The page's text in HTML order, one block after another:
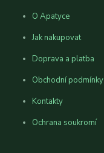
O Apatyce
Jak nakupovat
Doprava a platba
Obchodní podmínky
Kontakty
Ochrana soukromí